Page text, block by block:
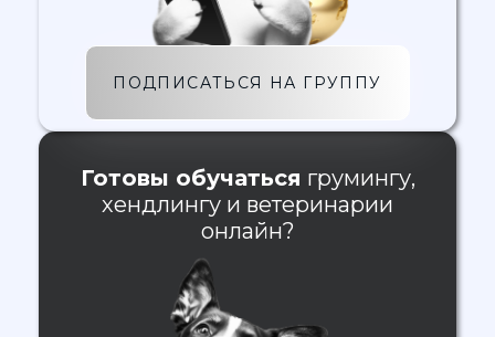
ПОДПИСАТЬСЯ НА ГРУППУ
Готовы обучаться грумингу,
хендлингу и ветеринарии
онлайн?